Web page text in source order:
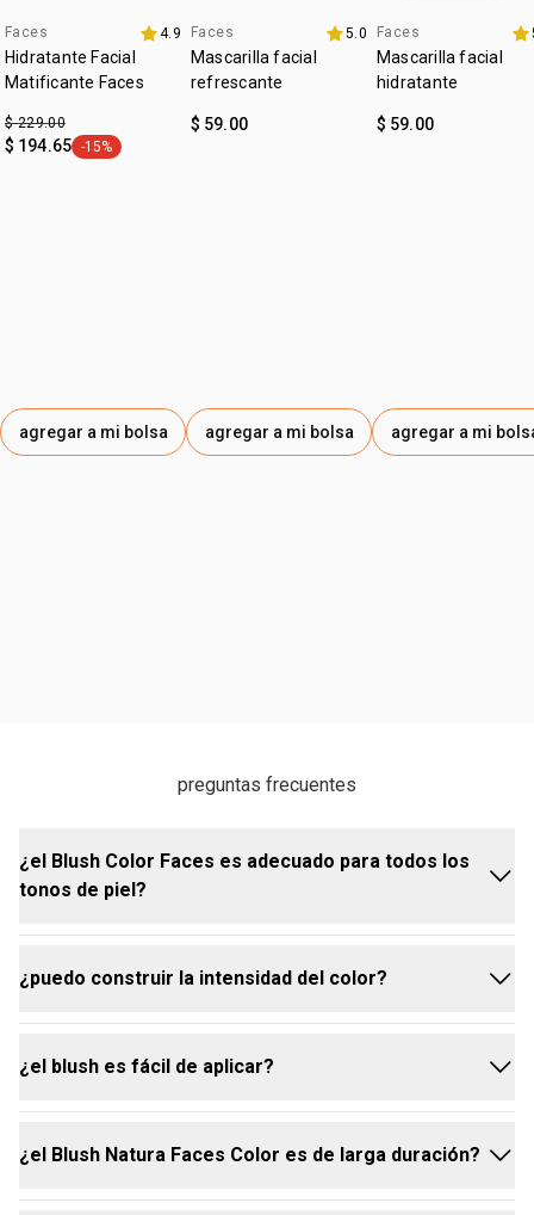
• edad recomendada: a partir de 18 años
• libre de crueldad animal
2x1ROSTRO
Faces 4.9
Hidratante Facial
Matificante Faces
$ 229.00
$ 194.65 etiqueta -15%
-15%
agregar a mi bolsa
2x1ROSTRO
Faces 5.0
Mascarilla facial
refrescante
$ 59.00
agregar a mi bolsa
2x1ROSTRO
Faces
Mascarilla facial
hidratante
$ 59.00
agregar a mi
preguntas frecuentes
¿el Blush Color Faces es adecuado para todos los
tonos de piel?
sí, el Blush Color Faces está disponible en varios
¿puedo construir la intensidad del color?
sí, la fórmula permite construir la intensidad del
¿el blush es fácil de aplicar?
sí, el Blush Color Faces tiene una fórmula ligera que
¿el Blush Natura Faces Color es de larga duración?